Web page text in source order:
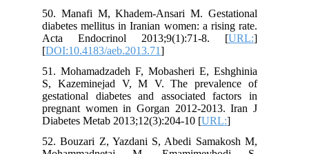
50. Manafi M, Khadem-Ansari M. Gestational
diabetes mellitus in Iranian women: a rising rate.
Acta Endocrinol 2013;9(1):71-8. [URL:
[DOI:10.4183/aeb.2013.71
51. Mohamadzadeh F, Mobasheri E, Eshghinia
S, Kazeminejad V, M V. The prevalence of
gestational diabetes and associated factors in
pregnant women in Gorgan 2012-2013. Iran J
Diabetes Metab 2013;12(3):204-10 [URL:
52. Bouzari Z, Yazdani S, Abedi Samakosh M,